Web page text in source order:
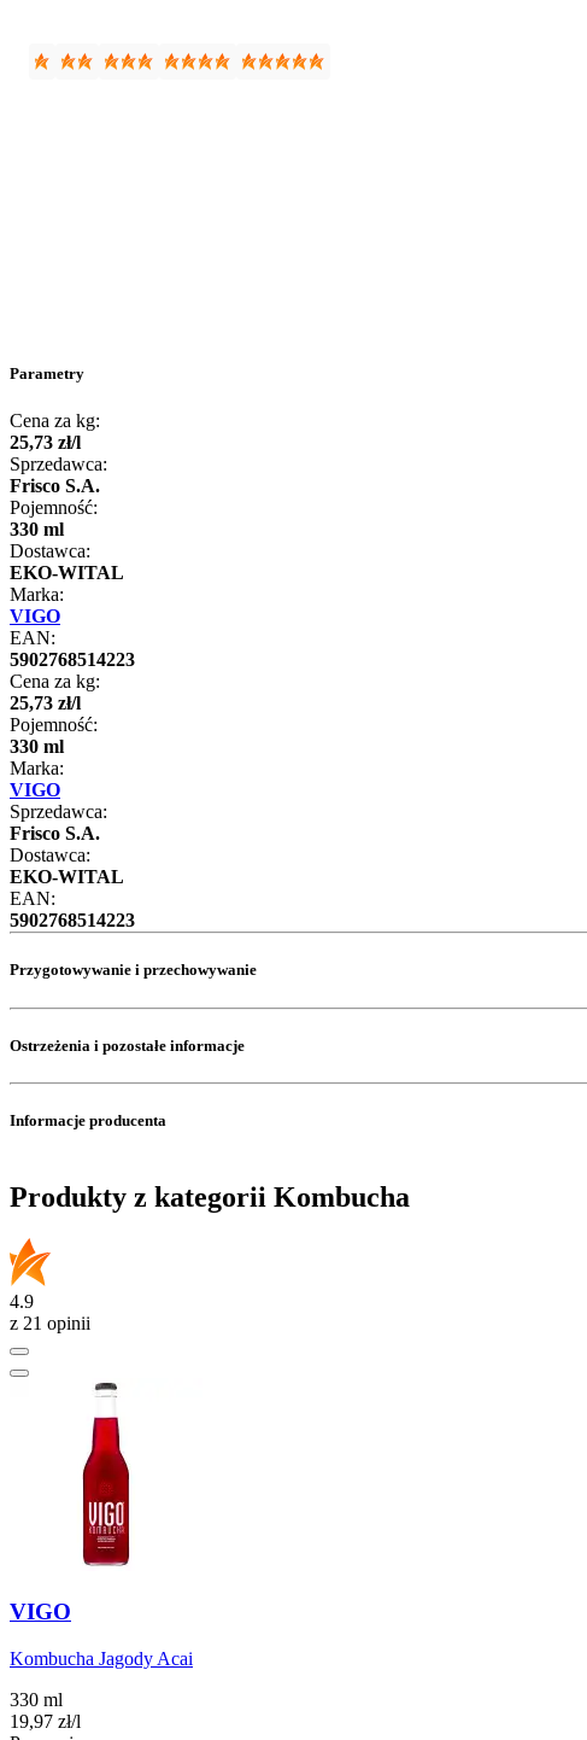
Parametry
Cena za kg:
25,73 zł/l
Sprzedawca:
Frisco S.A.
Pojemność:
330 ml
Dostawca:
EKO-WITAL
Marka:
VIGO
EAN:
5902768514223
Cena za kg:
25,73 zł/l
Pojemność:
330 ml
Marka:
VIGO
Sprzedawca:
Frisco S.A.
Dostawca:
EKO-WITAL
EAN:
5902768514223
Przygotowywanie i przechowywanie
Ostrzeżenia i pozostałe informacje
Informacje producenta
Produkty z kategorii Kombucha
4.9
z 21 opinii
VIGO
Kombucha Jagody Acai
330 ml
19,97 zł/l